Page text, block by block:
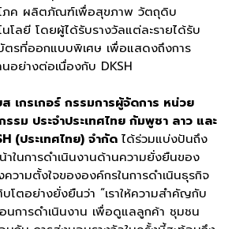
ภค ผลิตภัณฑ์เพื่อสุขภาพ วัตถุดิบ
โลยี โดยผู้ได้รับรางวัลแต่ละรายได้รับ
ตรที่ออกแบบพิเศษ เพื่อแสดงถึงการ
อย่างต่อเนื่องกับ DKSH
ส เกรเกอร์ กรรมการผู้จัดการ หน่วย
รม ประจำประเทศไทย กัมพูชา ลาว และ
(ประเทศไทย) จำกัด ได้ร่วมแบ่งปันถึง
าในการดำเนินงานด้านความยั่งยืนของ
วามตั้งใจขององค์กรในการดำเนินธุรกิจ
โตอย่างยั่งยืนว่า “เราให้ความสำคัญกับ
นการดำเนินงาน เพื่อดูแลลูกค้า ชุมชน